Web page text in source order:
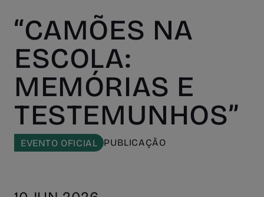
“CAMÕES NA
ESCOLA:
MEMÓRIAS E
TESTEMUNHOS”
EVENTO OFICIAL PUBLICAÇÃO